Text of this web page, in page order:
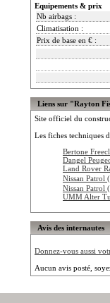
Equipements & prix
Nb airbags :
Climatisation :
Prix de base en € :
Liens sur "Rayton
Site officiel du
Les fiches techniques
Bertone
Dangel
Land Rover
Nissan Patrol
Nissan
UMM Alter
Avis des internautes
Donnez-vous aussi
Aucun avis posté,